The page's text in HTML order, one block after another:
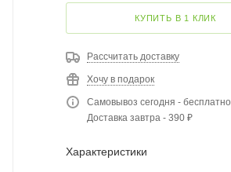
КУПИТЬ В 1 КЛИК
Рассчитать доставку
Хочу в подарок
Самовывоз сегодня - бесплатно
Доставка завтра - 390 ₽
Характеристики